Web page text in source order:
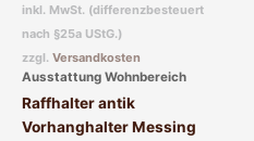
inkl. MwSt. (differenzbesteuert
nach §25a UStG.)
zzgl. Versandkosten
Ausstattung Wohnbereich
Raffhalter antik
Vorhanghalter Messing
auf.
Die
Optionen